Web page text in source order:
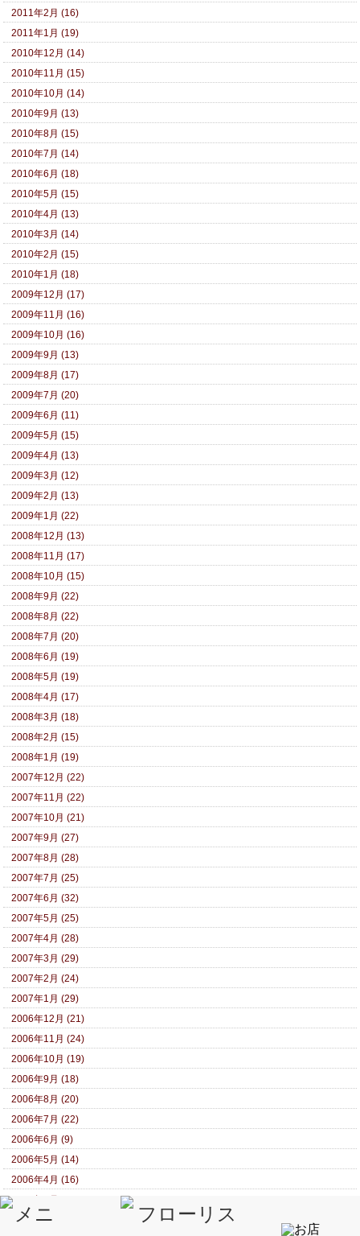
2011年2月 (16)
2011年1月 (19)
2010年12月 (14)
2010年11月 (15)
2010年10月 (14)
2010年9月 (13)
2010年8月 (15)
2010年7月 (14)
2010年6月 (18)
2010年5月 (15)
2010年4月 (13)
2010年3月 (14)
2010年2月 (15)
2010年1月 (18)
2009年12月 (17)
2009年11月 (16)
2009年10月 (16)
2009年9月 (13)
2009年8月 (17)
2009年7月 (20)
2009年6月 (11)
2009年5月 (15)
2009年4月 (13)
2009年3月 (12)
2009年2月 (13)
2009年1月 (22)
2008年12月 (13)
2008年11月 (17)
2008年10月 (15)
2008年9月 (22)
2008年8月 (22)
2008年7月 (20)
2008年6月 (19)
2008年5月 (19)
2008年4月 (17)
2008年3月 (18)
2008年2月 (15)
2008年1月 (19)
2007年12月 (22)
2007年11月 (22)
2007年10月 (21)
2007年9月 (27)
2007年8月 (28)
2007年7月 (25)
2007年6月 (32)
2007年5月 (25)
2007年4月 (28)
2007年3月 (29)
2007年2月 (24)
2007年1月 (29)
2006年12月 (21)
2006年11月 (24)
2006年10月 (19)
2006年9月 (18)
2006年8月 (20)
2006年7月 (22)
2006年6月 (9)
2006年5月 (14)
2006年4月 (16)
2006年3月 (14)
2006年2月 (13)